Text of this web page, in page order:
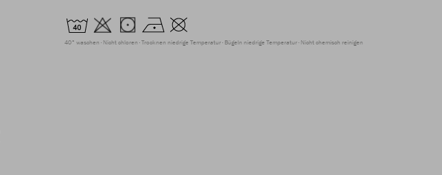
40° waschen Nicht chloren Trocknen niedrige Temperatur Bügeln niedrige Temperatur Nicht chemisch reinigen